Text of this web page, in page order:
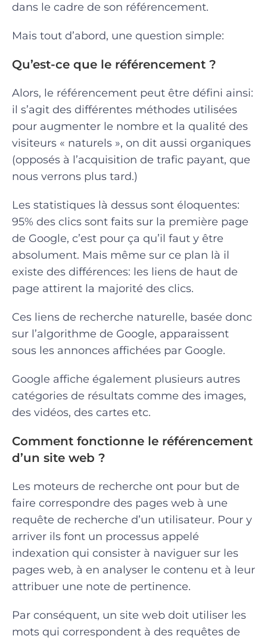
dans le cadre de son référencement.
Mais tout d’abord, une question simple:
Qu’est-ce que le référencement ?
Alors, le référencement peut être défini ainsi:
il s’agit des différentes méthodes utilisées
pour augmenter le nombre et la qualité des
visiteurs « naturels », on dit aussi organiques
(opposés à l’acquisition de trafic payant, que
nous verrons plus tard.)
Les statistiques là dessus sont éloquentes:
95% des clics sont faits sur la première page
de Google, c’est pour ça qu’il faut y être
absolument. Mais même sur ce plan là il
existe des différences: les liens de haut de
page attirent la majorité des clics.
Ces liens de recherche naturelle, basée donc
sur l’algorithme de Google, apparaissent
sous les annonces affichées par Google.
Google affiche également plusieurs autres
catégories de résultats comme des images,
des vidéos, des cartes etc.
Comment fonctionne le référencement
d’un site web ?
Les moteurs de recherche ont pour but de
faire correspondre des pages web à une
requête de recherche d’un utilisateur. Pour y
arriver ils font un processus appelé
indexation qui consister à naviguer sur les
pages web, à en analyser le contenu et à leur
attribuer une note de pertinence.
Par conséquent, un site web doit utiliser les
mots qui correspondent à des requêtes de